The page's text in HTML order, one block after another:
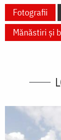
Fotografii
Mănăstiri și